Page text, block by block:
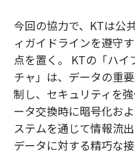
今回の協力で、KTは公
ィガイドラインを遵守
点を置く。 KTの「ハイ
チャ」は、データの重
制し、セキュリティを
ータ交換時に暗号化お
ステムを通じて情報流
データに対する精巧な接